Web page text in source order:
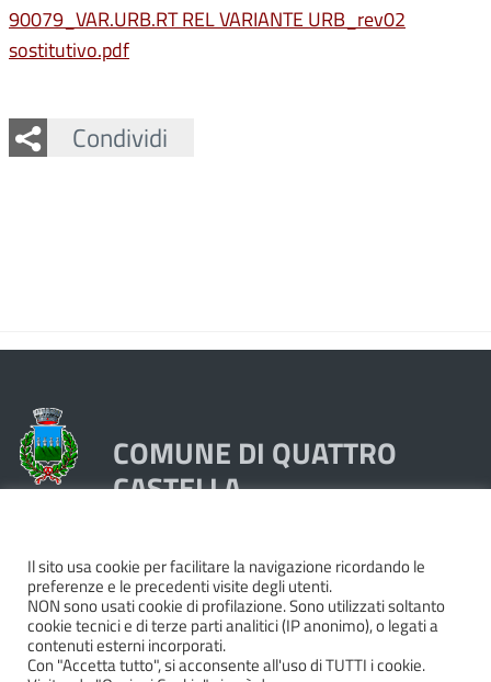
90079_VAR.URB.RT REL VARIANTE URB_rev02
sostitutivo.pdf
Condividi
Facebook
Twitter
Whatsapp
COMUNE DI QUATTRO
CASTELLA
Piazza Dante 1, 42020 Quattro Castella (RE)
Tel. 0522249211 - Fax 0522249298
Codice Fiscale e Partita Iva 00439250358
Pec:quattrocastella@cert.provincia.re.it
Il sito usa cookie per facilitare la navigazione ricordando le
preferenze e le precedenti visite degli utenti.
NON sono usati cookie di profilazione. Sono utilizzati soltanto
cookie tecnici e di terze parti analitici (IP anonimo), o legati a
contenuti esterni incorporati.
Con "Accetta tutto", si acconsente all'uso di TUTTI i cookie.